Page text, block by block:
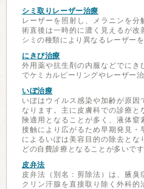
シミ取りレーザー治療
レーザーを照射し、メラニンを
術直後は一時的に濃く見えるが改
シミの種類により異なるレーザーを
にきび治療
外用薬や抗生剤の内服などでにき
でケミカルピーリングやレーザー治
いぼ治療
いぼはウイルス感染や加齢が原因
なります。主に皮膚科での診療と
険適用となることが多く、液体窒
接触により広がるため早期発見・
によるいぼは美容目的の除去とな
どの自費診療となることが多いです
皮弁法
皮弁法（別名：剪除法）は、腋臭
クリン汗腺を直接取り除く外科的